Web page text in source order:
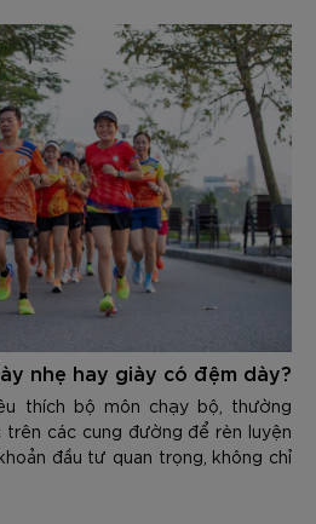
nghiêm trọng như: Viêm cân
viêm khớp…
nhẹ hay giày có đệm dày?
thích bộ môn chạy bộ, thường
các cung đường để rèn luyện
đầu tư quan trọng, không chỉ
còn phòng tránh những chấn
kệ giày của các thương hiệu,